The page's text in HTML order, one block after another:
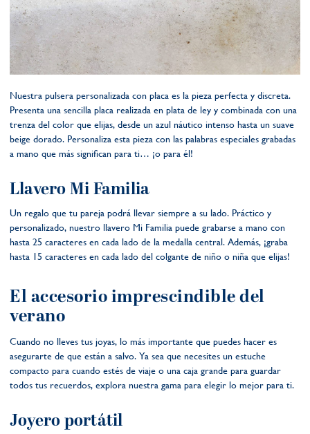
Nuestra pulsera personalizada con placa es la pieza perfecta y discreta.
Presenta una sencilla placa realizada en plata de ley y combinada con una
trenza del color que elijas, desde un azul náutico intenso hasta un suave
beige dorado. Personaliza esta pieza con las palabras especiales grabadas
a mano que más significan para ti… ¡o para él!
Llavero Mi Familia
Un regalo que tu pareja podrá llevar siempre a su lado. Práctico y
personalizado, nuestro llavero Mi Familia puede grabarse a mano con
hasta 25 caracteres en cada lado de la medalla central. Además, ¡graba
hasta 15 caracteres en cada lado del colgante de niño o niña que elijas!
El accesorio imprescindible del
verano
Cuando no lleves tus joyas, lo más importante que puedes hacer es
asegurarte de que están a salvo. Ya sea que necesites un estuche
compacto para cuando estés de viaje o una caja grande para guardar
todos tus recuerdos, explora nuestra gama para elegir lo mejor para ti.
Joyero portátil